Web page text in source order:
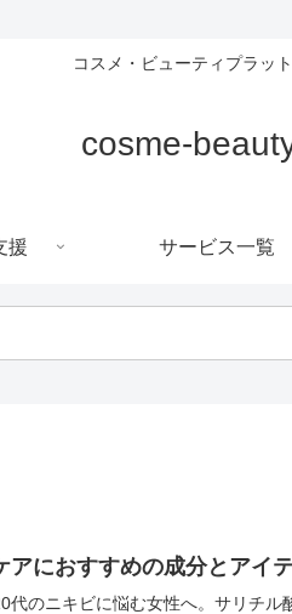
コスメ・ビューティプラッ
cosme-
援 サービス一覧
アにおすすめの成分とアイ
代のニキビに悩む女性へ。サリチ